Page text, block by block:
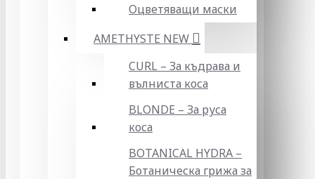
Оцветяващи маски
AMETHYSTE NEW
CURL – За къдрава и
вълниста коса
BLONDE – За руса
коса
BOTANICAL HYDRA –
Ботаническа грижа за